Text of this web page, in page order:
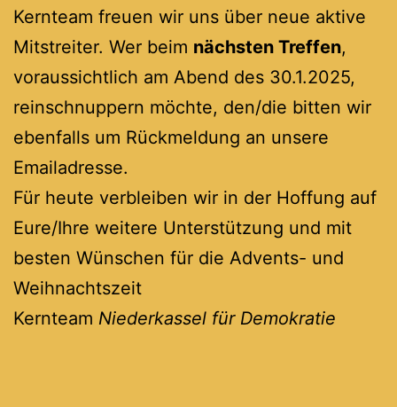
Kernteam freuen wir uns über neue aktive
Mitstreiter. Wer beim nächsten Treffen,
voraussichtlich am Abend des 30.1.2025,
reinschnuppern möchte, den/die bitten wir
ebenfalls um Rückmeldung an unsere
Emailadresse.
Für heute verbleiben wir in der Hoffung auf
Eure/Ihre weitere Unterstützung und mit
besten Wünschen für die Advents- und
Weihnachtszeit
Kernteam Niederkassel für Demokratie